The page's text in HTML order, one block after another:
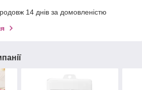
14 днів за домовленістю